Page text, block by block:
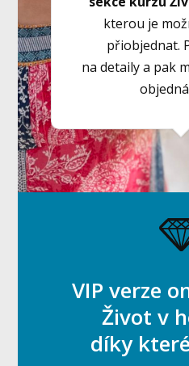
kterou je
přiobjednat.
na detaily a pak
VIP verze
Život v
díky